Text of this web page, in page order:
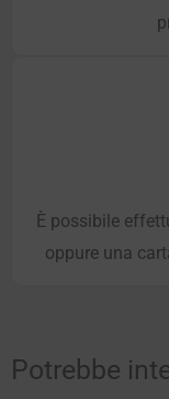
È possibile
oppure una
Potrebbe